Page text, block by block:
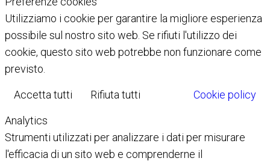
Utilizziamo i cookie per garantire la migliore esperienza
possibile sul nostro sito web. Se rifiuti l'utilizzo dei
cookie, questo sito web potrebbe non funzionare come
previsto.
Accetta tutti Rifiuta tutti Cookie policy
Analytics
Strumenti utilizzati per analizzare i dati per misurare
l'efficacia di un sito web e comprenderne il